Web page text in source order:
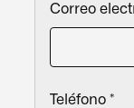
Correo
Teléfono *